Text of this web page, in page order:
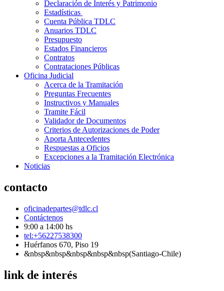
Declaración de Interés y Patrimonio
Estadísticas
Cuenta Pública TDLC
Anuarios TDLC
Presupuesto
Estados Financieros
Contratos
Contrataciones Públicas
Oficina Judicial
Acerca de la Tramitación
Preguntas Frecuentes
Instructivos y Manuales
Tramite Fácil
Validador de Documentos
Criterios de Autorizaciones de Poder
Aporta Antecedentes
Respuestas a Oficios
Excepciones a la Tramitación Electrónica
Noticias
contacto
oficinadepartes@tdlc.cl
Contáctenos
9:00 a 14:00 hs
tel:+56227538300
Huérfanos 670, Piso 19
&nbsp&nbsp&nbsp&nbsp&nbsp(Santiago-Chile)
link de interés